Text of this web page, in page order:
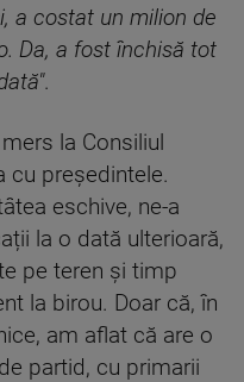
a costat un milion de
Da, a fost închisă tot
.
la Consiliul
cu președintele.
eschive, ne-a
la o dată ulterioară,
pe teren și timp
la birou. Doar că, în
am aflat că are o
partid, cu primarii